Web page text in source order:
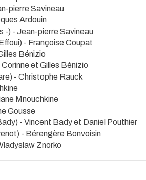
pierre Savineau
Ardouin
-) - Jean-pierre Savineau
- Françoise Coupat
Bénizio
et Gilles Bénizio
- Christophe Rauck
Mnouchkine
Gousse
- Vincent Bady et Daniel Pouthier
- Bérengère Bonvoisin
Znorko